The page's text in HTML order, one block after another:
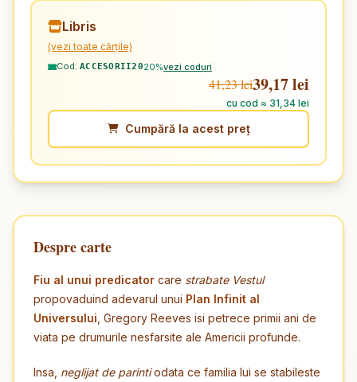
Libris
(vezi toate cărțile)
Cod: ACCESORII2020%vezi coduri
41,23 lei39,17 lei
cu cod ≈ 31,34 lei
Cumpără la acest preț
Despre carte
Fiu al unui predicator care strabate Vestul
propovaduind adevarul unui Plan Infinit al
Universului , Gregory Reeves isi petrece primii ani de
viata pe drumurile nesfarsite ale Americii profunde.
Insa, neglijat de parintiodata ce familia lui se stabileste